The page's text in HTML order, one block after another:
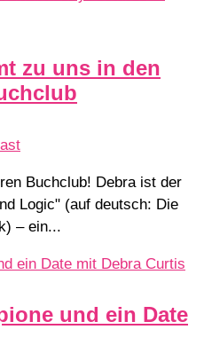
zu uns in den
Buchclub! Debra ist der
Logic" (auf deutsch: Die
– ein...
und ein Date